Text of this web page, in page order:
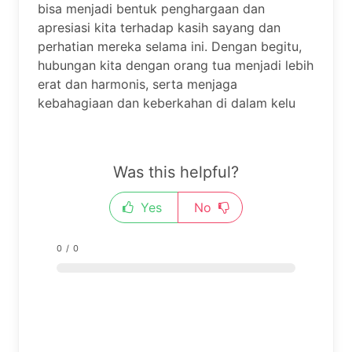
bisa menjadi bentuk penghargaan dan
apresiasi kita terhadap kasih sayang dan
perhatian mereka selama ini. Dengan begitu,
hubungan kita dengan orang tua menjadi lebih
erat dan harmonis, serta menjaga
kebahagiaan dan keberkahan di dalam kelu
Was this helpful?
Yes No
0 / 0